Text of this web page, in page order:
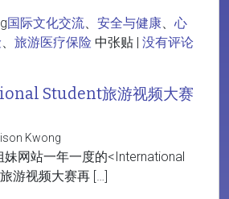
国际文化交流、 安全与健康、 心
、 旅游医疗保险 中张贴 | 没有评论
Student旅游视频大赛
Kwong
网站一年一度的<International
游视频大赛再 […]